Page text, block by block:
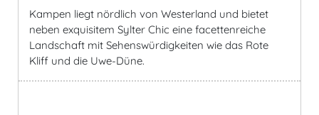
Kampen liegt nördlich von Westerland und bietet
neben exquisitem Sylter Chic eine facettenreiche
Landschaft mit Sehenswürdigkeiten wie das Rote
Kliff und die Uwe-Düne.